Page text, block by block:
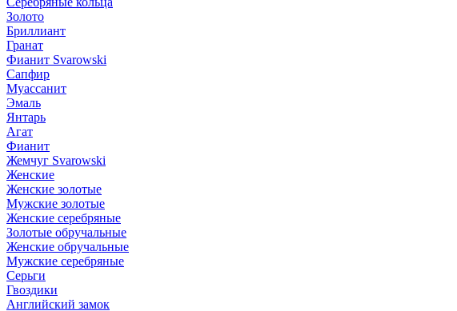
Золото
Бриллиант
Гранат
Фианит Svarowski
Сапфир
Муассанит
Эмаль
Янтарь
Агат
Фианит
Жемчуг Svarowski
Женские
Женские золотые
Мужские золотые
Женские серебряные
Золотые обручальные
Женские обручальные
Мужские серебряные
Серьги
Гвоздики
Английский замок